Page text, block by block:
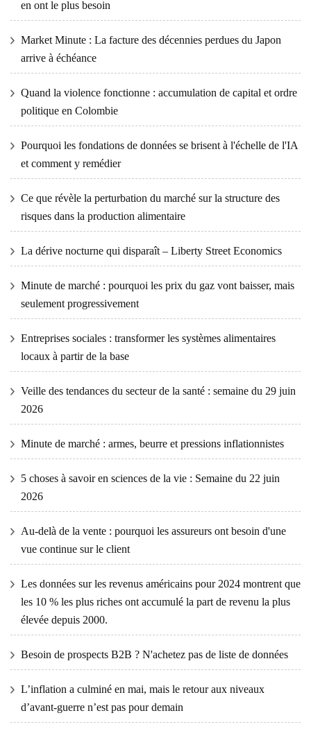
en ont le plus besoin
Market Minute : La facture des décennies perdues du Japon
arrive à échéance
Quand la violence fonctionne : accumulation de capital et ordre
politique en Colombie
Pourquoi les fondations de données se brisent à l'échelle de l'IA
et comment y remédier
Ce que révèle la perturbation du marché sur la structure des
risques dans la production alimentaire
La dérive nocturne qui disparaît – Liberty Street Economics
Minute de marché : pourquoi les prix du gaz vont baisser, mais
seulement progressivement
Entreprises sociales : transformer les systèmes alimentaires
locaux à partir de la base
Veille des tendances du secteur de la santé : semaine du 29 juin
2026
Minute de marché : armes, beurre et pressions inflationnistes
5 choses à savoir en sciences de la vie : Semaine du 22 juin
2026
Au-delà de la vente : pourquoi les assureurs ont besoin d'une
vue continue sur le client
Les données sur les revenus américains pour 2024 montrent que
les 10 % les plus riches ont accumulé la part de revenu la plus
élevée depuis 2000.
Besoin de prospects B2B ? N'achetez pas de liste de données
L’inflation a culminé en mai, mais le retour aux niveaux
d’avant-guerre n’est pas pour demain